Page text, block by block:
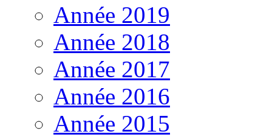
Année 2019
Année 2018
Année 2017
Année 2016
Année 2015